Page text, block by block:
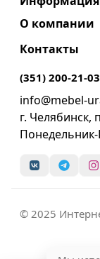
О компании
Контакты
(351) 200-21-03
info@mebel-
г. Челябинск,
© 2025